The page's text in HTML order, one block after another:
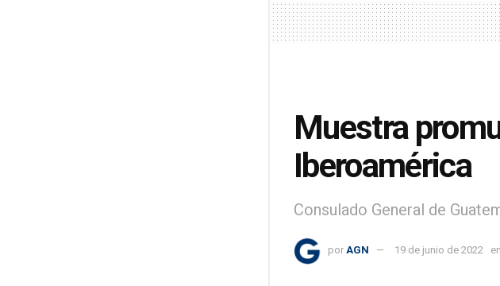
Muestra
Iberoamérica
Consulado General de
por AGN 19 de junio de 2022 en